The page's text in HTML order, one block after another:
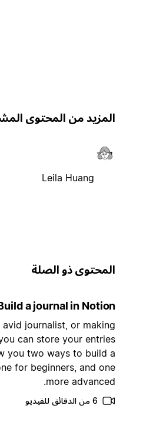
المزيد من المحتوى
Leila Huang
المحتوى ذو الصلة
a journal in Notion
journalist, or making
can store your entries
you two ways to build a
for beginners, and one
more advanced.
6 من الدقائق للفيديو